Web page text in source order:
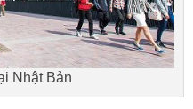
Nhật Bản